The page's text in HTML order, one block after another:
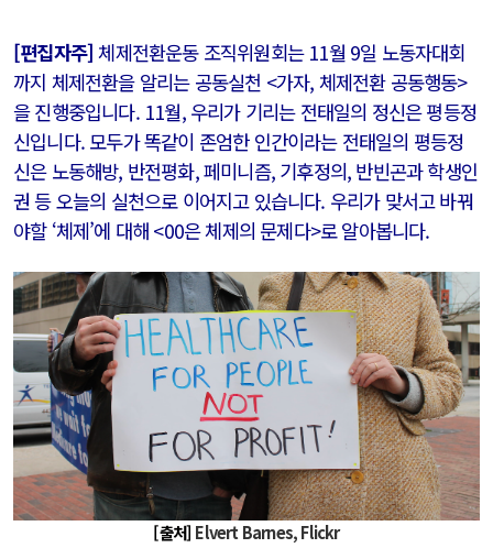
[편집자주] 체제전환운동 조직위원회는 11월 9일 노동자대회
까지 체제전환을 알리는 공동실천 <가자, 체제전환 공동행동>
을 진행중입니다. 11월, 우리가 기리는 전태일의 정신은 평등정
신입니다. 모두가 똑같이 존엄한 인간이라는 전태일의 평등정
신은 노동해방, 반전평화, 페미니즘, 기후정의, 반빈곤과 학생인
권 등 오늘의 실천으로 이어지고 있습니다. 우리가 맞서고 바꿔
야할 ‘체제’에 대해 <00은 체제의 문제다>로 알아봅니다.
[출처] Elvert Barnes, Flickr